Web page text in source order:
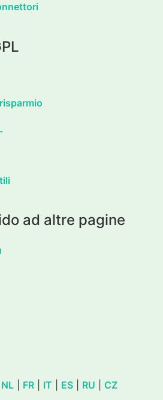
ad altre pagine
NL FR IT ES RU CZ